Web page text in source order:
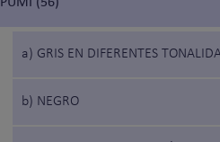
a) GRIS EN DIFERENTES
b) NEGRO